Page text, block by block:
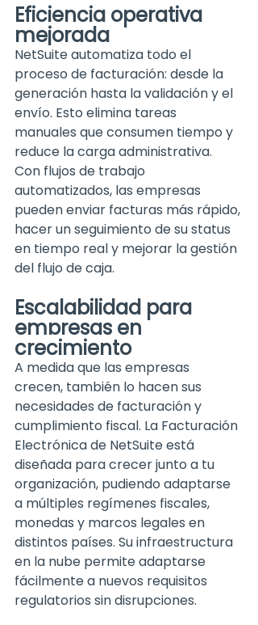
Eficiencia operativa
mejorada
NetSuite automatiza todo el
proceso de facturación: desde la
generación hasta la validación y el
envío. Esto elimina tareas
manuales que consumen tiempo y
reduce la carga administrativa.
Con flujos de trabajo
automatizados, las empresas
pueden enviar facturas más rápido,
hacer un seguimiento de su status
en tiempo real y mejorar la gestión
del flujo de caja.
Escalabilidad para
empresas en
crecimiento
A medida que las empresas
crecen, también lo hacen sus
necesidades de facturación y
cumplimiento fiscal. La Facturación
Electrónica de NetSuite está
diseñada para crecer junto a tu
organización, pudiendo adaptarse
a múltiples regímenes fiscales,
monedas y marcos legales en
distintos países. Su infraestructura
en la nube permite adaptarse
fácilmente a nuevos requisitos
regulatorios sin disrupciones.